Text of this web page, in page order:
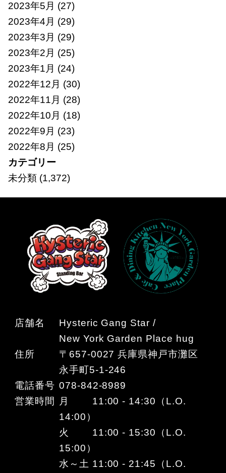
2023年5月 (27)
2023年4月 (29)
2023年3月 (29)
2023年2月 (25)
2023年1月 (24)
2022年12月 (30)
2022年11月 (28)
2022年10月 (18)
2022年9月 (23)
2022年8月 (25)
カテゴリー
未分類(1,372)
店舗名
Hysteric Gang Star /
New York Garden Place hug
住所
〒657-0027 兵庫県神戸市灘区
永手町5-1-246
電話番号 078-842-8989
営業時間
月 11:00 - 14:30（L.O.
14:00）
火 11:00 - 15:30（L.O.
15:00）
水～土 11:00 - 21:45（L.O.